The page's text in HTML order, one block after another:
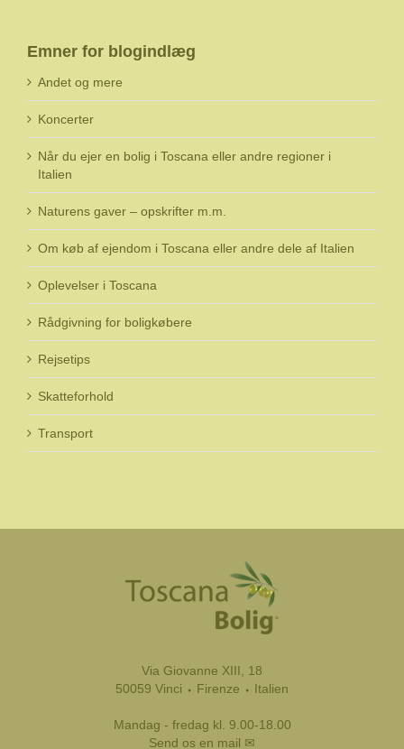
Emner for blogindlæg
Andet og mere
Koncerter
Når du ejer en bolig i Toscana eller andre regioner i
Italien
Naturens gaver – opskrifter m.m.
Om køb af ejendom i Toscana eller andre dele af Italien
Oplevelser i Toscana
Rådgivning for boligkøbere
Rejsetips
Skatteforhold
Transport
Via Giovanne XIII, 18
50059 Vinci ⬩ Firenze ⬩ Italien
Mandag - fredag kl. 9.00-18.00
Send os en mail ✉